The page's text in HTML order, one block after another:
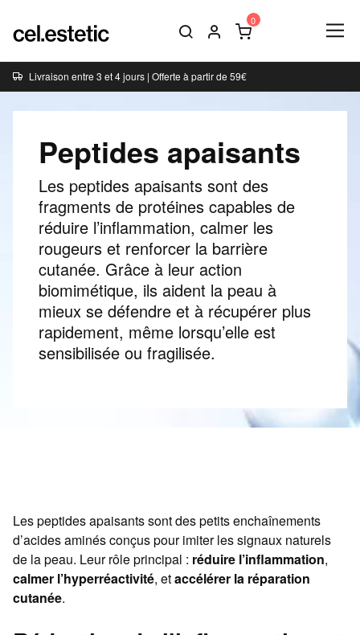
Livraison entre 3 et 4 jours | Offerte à partir de 59€
Peptides apaisants
Les peptides apaisants sont des
fragments de protéines capables de
réduire l’inflammation, calmer les
rougeurs et renforcer la barrière
cutanée. Grâce à leur action
biomimétique, ils aident la peau à
mieux se défendre et à récupérer plus
rapidement, même lorsqu’elle est
sensibilisée ou fragilisée.
Les peptides apaisants sont des petits enchaînements
d’acides aminés conçus pour imiter les signaux naturels
de la peau. Leur rôle principal : réduire l’inflammation,
calmer l’hyperréactivité, etaccélérer la réparation
cutanée.